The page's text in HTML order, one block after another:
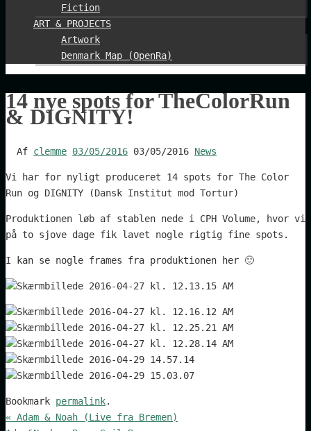
Fiction
ART & PROJECTS
Artwork
Denmark Map (OpenRa)
14 nye spots for TheColorRun
& DIGNITY!
Af clemme 03/05/2016 03/05/2016 News
Vi har for nyligt produceret 14 spots for The Color
Run og DIGNITY (Dansk Institut mod Tortur)
Produktionen løb af stablen nede i CPH Volume, hvor vi
på to sjove dage fik lavet nogle rigtig fine spots.
I kan se nogle frames fra produktionen her 🙂
Bookmark permalink.
« Adam & Noah (Live fra Bremen)